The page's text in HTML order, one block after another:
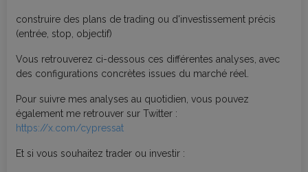
construire des plans de trading ou d'investissement précis
(entrée, stop, objectif)
Vous retrouverez ci-dessous ces différentes analyses, avec
des configurations concrètes issues du marché réel.
Pour suivre mes analyses au quotidien, vous pouvez
également me retrouver sur Twitter :
https://x.com/cypressat
Et si vous souhaitez trader ou investir :